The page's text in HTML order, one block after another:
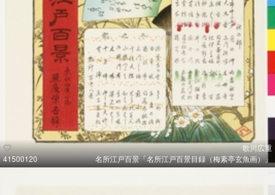
41500120
歌川広重
名所江戸百景「名所江戸百景目録（梅素亭玄魚画）」